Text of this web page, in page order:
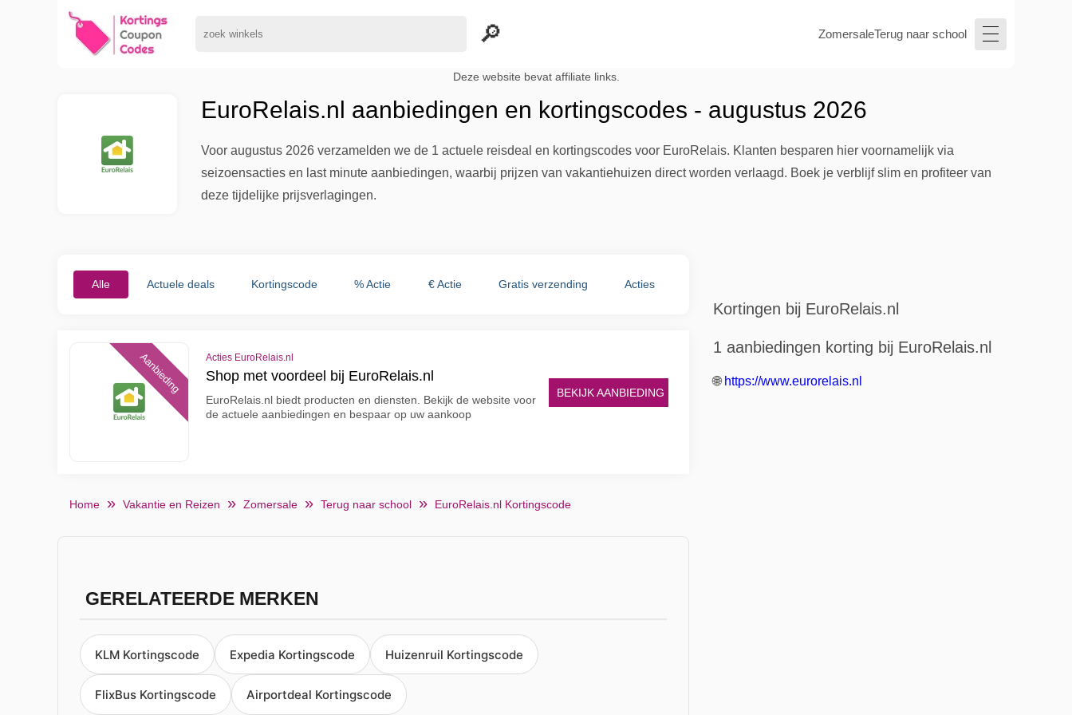
ZomersaleTerug naar school
Deze website bevat affiliate links.
EuroRelais.nl aanbiedingen en kortingscodes - augustus 2026
Voor augustus 2026 verzamelden we de 1 actuele reisdeal en kortingscodes voor EuroRelais. Klanten besparen hier voornamelijk via
seizoensacties en last minute aanbiedingen, waarbij prijzen van vakantiehuizen direct worden verlaagd. Boek je verblijf slim en profiteer van
deze tijdelijke prijsverlagingen.
Alle Actuele deals Kortingscode % Actie € Actie Gratis verzending Acties
Aanbieding Acties EuroRelais.nl
Shop met voordeel bij EuroRelais.nl
EuroRelais.nl biedt producten en diensten. Bekijk de website voor
de actuele aanbiedingen en bespaar op uw aankoop
BEKIJK AANBIEDING
Home Vakantie en Reizen Zomersale Terug naar school EuroRelais.nl Kortingscode
GERELATEERDE MERKEN
KLM Kortingscode Expedia Kortingscode Huizenruil Kortingscode
FlixBus Kortingscode Airportdeal Kortingscode
Kortingen bij EuroRelais.nl
1 aanbiedingen korting bij EuroRelais.nl
🌐 https://www.eurorelais.nl